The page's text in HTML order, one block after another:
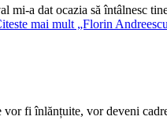
a dat ocazia să întâlnesc
mai mult „Florin
fi înlănțuite, vor deveni